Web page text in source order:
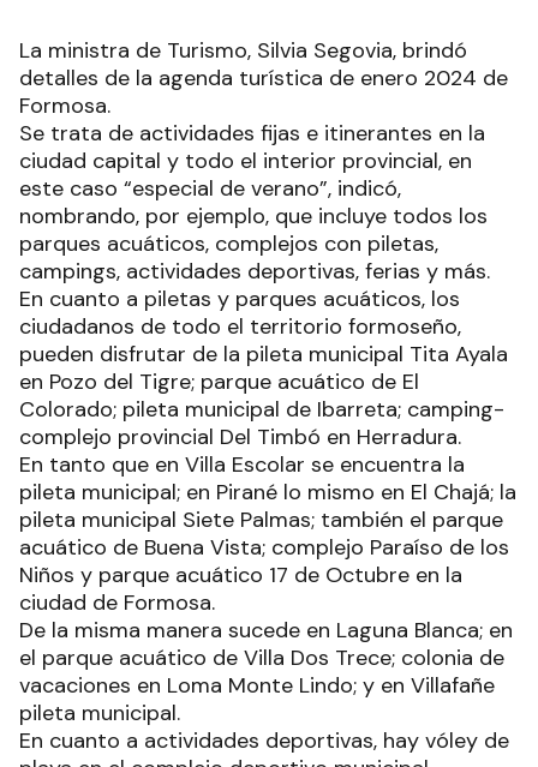
La ministra de Turismo, Silvia Segovia, brindó
detalles de la agenda turística de enero 2024 de
Formosa.
Se trata de actividades fijas e itinerantes en la
ciudad capital y todo el interior provincial, en
este caso “especial de verano”, indicó,
nombrando, por ejemplo, que incluye todos los
parques acuáticos, complejos con piletas,
campings, actividades deportivas, ferias y más.
En cuanto a piletas y parques acuáticos, los
ciudadanos de todo el territorio formoseño,
pueden disfrutar de la pileta municipal Tita Ayala
en Pozo del Tigre; parque acuático de El
Colorado; pileta municipal de Ibarreta; camping-
complejo provincial Del Timbó en Herradura.
En tanto que en Villa Escolar se encuentra la
pileta municipal; en Pirané lo mismo en El Chajá; la
pileta municipal Siete Palmas; también el parque
acuático de Buena Vista; complejo Paraíso de los
Niños y parque acuático 17 de Octubre en la
ciudad de Formosa.
De la misma manera sucede en Laguna Blanca; en
el parque acuático de Villa Dos Trece; colonia de
vacaciones en Loma Monte Lindo; y en Villafañe
pileta municipal.
En cuanto a actividades deportivas, hay vóley de